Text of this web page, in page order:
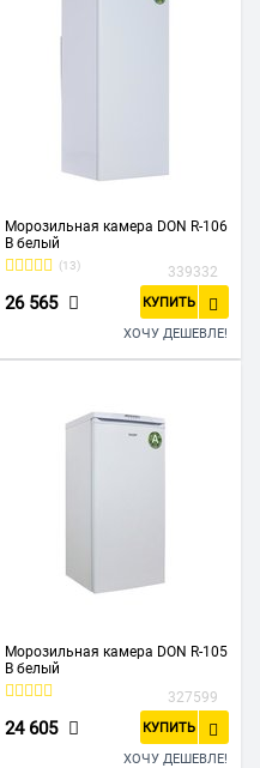
Морозильная камера DON R-106
B белый
(13) 339332
26 565 КУПИТЬ
ХОЧУ ДЕШЕВЛЕ!
Морозильная камера DON R-105
B белый
327599
24 605 КУПИТЬ
ХОЧУ ДЕШЕВЛЕ!